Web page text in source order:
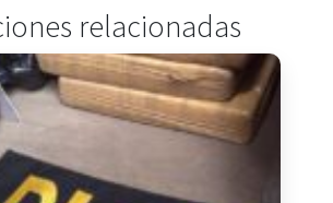
relacionadas